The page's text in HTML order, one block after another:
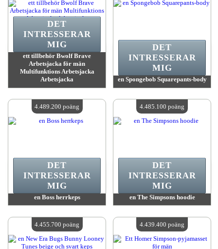
ett tillbehör Bwolf Brave
Arbetsjacka för män
Multifunktions Arbetsjacka
Arbetsjacka
Antal tillgängliga:4
DET
INTRESSERAR
MIG
en Spongebob Squarepants-body
Antal tillgängliga:4
DET
INTRESSERAR
MIG
en Boss herrkeps
Antal tillgängliga:4
DET
INTRESSERAR
MIG
4.489.200 poäng
en The Simpsons hoodie
Antal tillgängliga:4
DET
INTRESSERAR
MIG
4.485.100 poäng
4.455.700 poäng 4.439.400 poäng